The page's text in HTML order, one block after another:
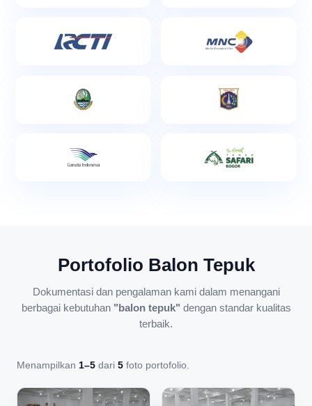
Portofolio Balon Tepuk
Dokumentasi dan pengalaman kami dalam menangani
berbagai kebutuhan "balon tepuk" dengan standar kualitas
terbaik.
Menampilkan 1–5 dari 5 foto portofolio.